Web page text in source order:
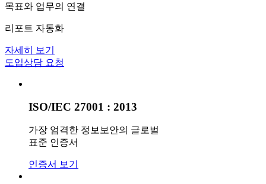
목표와 업무의 연결
리포트 자동화
자세히 보기
도입상담 요청
ISO/IEC 27001 : 2013
가장 엄격한 정보보안의 글로벌
표준 인증서
인증서 보기